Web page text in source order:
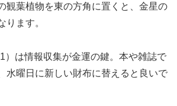
観葉植物を東の方角に置くと、金星の
ります。
）は情報収集が金運の鍵。本や雑誌で
水曜日に新しい財布に替えると良いで